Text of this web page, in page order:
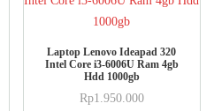
Laptop Lenovo Ideapad 320
Intel Core i3-6006U Ram 4gb
Hdd 1000gb
Rp1.950.000